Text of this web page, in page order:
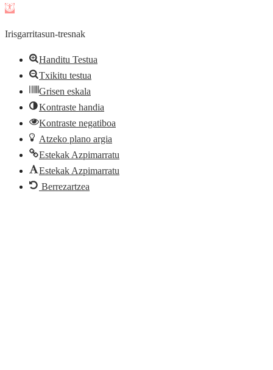
Open
Irisgarritasun-tresnak
Handitu Testua
Txikitu testua
Grisen eskala
Kontraste handia
Kontraste negatiboa
Atzeko plano argia
Estekak Azpimarratu
Estekak Azpimarratu
Berrezartzea